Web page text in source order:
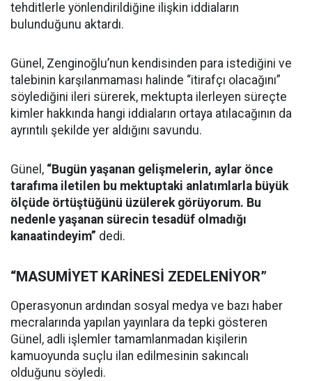
tehditlerle yönlendirildiğine ilişkin iddiaların
bulunduğunu aktardı.
Günel, Zenginoğlu’nun kendisinden para istediğini ve
talebinin karşılanmaması halinde “itirafçı olacağını”
söylediğini ileri sürerek, mektupta ilerleyen süreçte
kimler hakkında hangi iddiaların ortaya atılacağının da
ayrıntılı şekilde yer aldığını savundu.
Günel, “Bugün yaşanan gelişmelerin, aylar önce
tarafıma iletilen bu mektuptaki anlatımlarla büyük
ölçüde örtüştüğünü üzülerek görüyorum. Bu
nedenle yaşanan sürecin tesadüf olmadığı
kanaatindeyim” dedi.
“MASUMİYET KARİNESİ ZEDELENİYOR”
Operasyonun ardından sosyal medya ve bazı haber
mecralarında yapılan yayınlara da tepki gösteren
Günel, adli işlemler tamamlanmadan kişilerin
kamuoyunda suçlu ilan edilmesinin sakıncalı
olduğunu söyledi.